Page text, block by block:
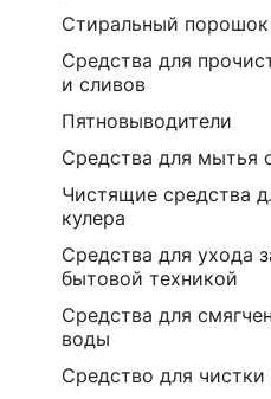
Стиральный порошок
Средства для
и сливов
Пятновыводители
Средства для мытья
Чистящие средства
кулера
Средства для ухода
бытовой техникой
Средства для
воды
Средство для чистки